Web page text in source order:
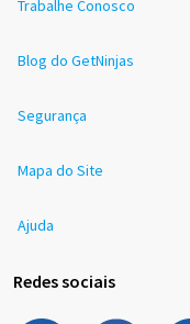
Trabalhe Conosco
Blog do GetNinjas
Segurança
Mapa do Site
Ajuda
Redes sociais